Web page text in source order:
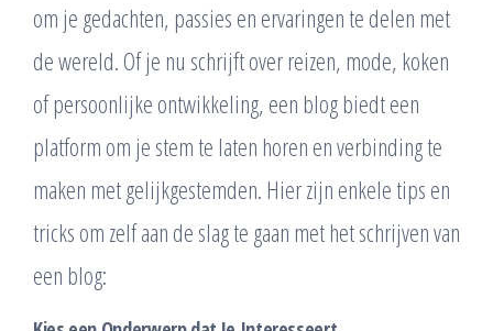
om je gedachten, passies en ervaringen te delen met
de wereld. Of je nu schrijft over reizen, mode, koken
of persoonlijke ontwikkeling, een blog biedt een
platform om je stem te laten horen en verbinding te
maken met gelijkgestemden. Hier zijn enkele tips en
tricks om zelf aan de slag te gaan met het schrijven van
een blog: